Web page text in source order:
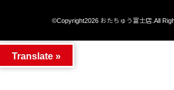
©Copyright2026 おたちゅう富士店.All
Translate »